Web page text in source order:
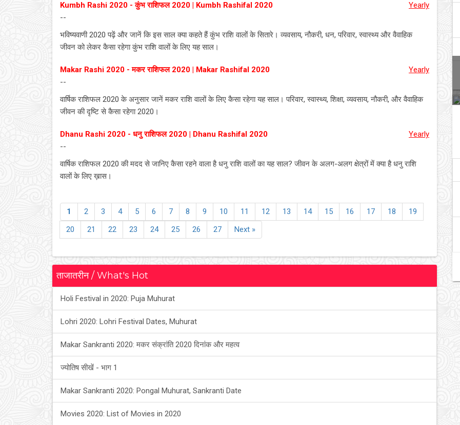
Kumbh Rashi 2020 - कुंभ राशिफल 2020 | Kumbh Rashifal 2020
Yearly
--
भविष्यवाणी 2020 पढ़ें और जानें कि इस साल क्या कहते हैं कुंभ राशि वालों के सितारे। व्यवसाय, नौकरी, धन, परिवार, स्वास्थ्य और वैवाहिक
जीवन को लेकर कैसा रहेगा कुंभ राशि वालों के लिए यह साल।
Makar Rashi 2020 - मकर राशिफल 2020 | Makar Rashifal 2020
Yearly
--
वार्षिक राशिफल 2020 के अनुसार जानें मकर राशि वालों के लिए कैसा रहेगा यह साल। परिवार, स्वास्थ्य, शिक्षा, व्यवसाय, नौकरी, और वैवाहिक
जीवन की दृष्टि से कैसा रहेगा 2020।
Dhanu Rashi 2020 - धनु राशिफल 2020 | Dhanu Rashifal 2020
Yearly
--
वार्षिक राशिफल 2020 की मदद से जानिए कैसा रहने वाला है धनु राशि वालों का यह साल? जीवन के अलग-अलग क्षेत्रों में क्या है धनु राशि
वालों के लिए ख़ास।
1 2 3 4 5 6 7 8 9 10 11 12 13 14 15 16 17 18
19
20
21 22 23 24 25 26 27 Next »
ताजातरीन / What's Hot
Holi Festival in 2020: Puja Muhurat
Lohri 2020: Lohri Festival Dates, Muhurat
Makar Sankranti 2020: मकर संक्रांति 2020 दिनांक और महत्व
ज्योतिष सीखें - भाग 1
Makar Sankranti 2020: Pongal Muhurat, Sankranti Date
Movies 2020: List of Movies in 2020